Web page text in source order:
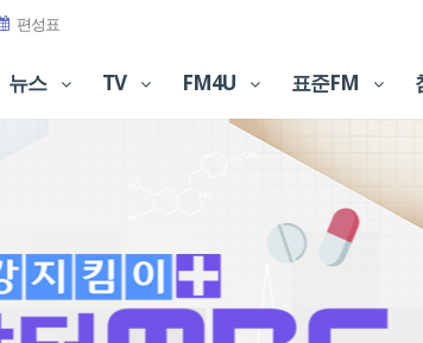
편성표
뉴스 TV FM4U 표준FM